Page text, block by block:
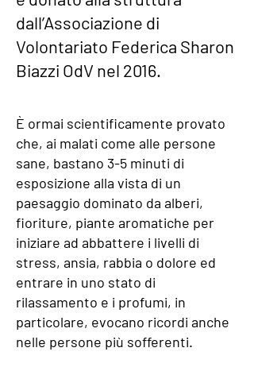
dall’Associazione di
Volontariato Federica Sharon
Biazzi OdV nel 2016.
È ormai scientificamente provato
che, ai malati come alle persone
sane, bastano 3-5 minuti di
esposizione alla vista di un
paesaggio dominato da alberi,
fioriture, piante aromatiche per
iniziare ad abbattere i livelli di
stress, ansia, rabbia o dolore ed
entrare in uno stato di
rilassamento e i profumi, in
particolare, evocano ricordi anche
nelle persone più sofferenti.